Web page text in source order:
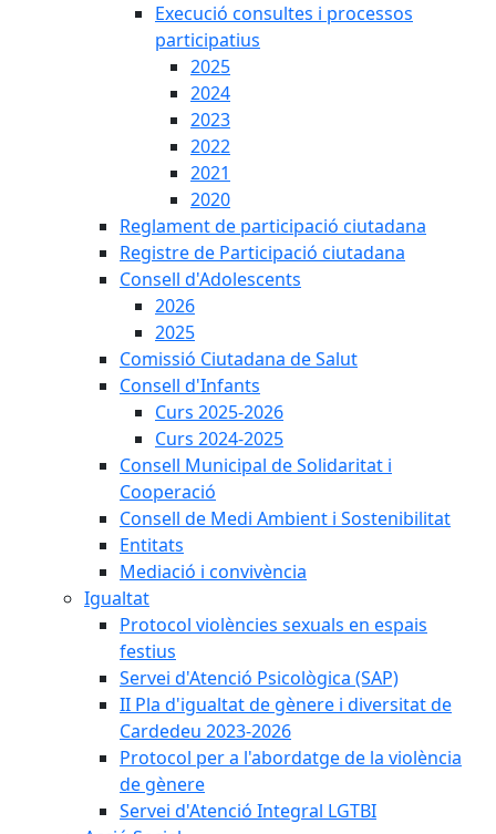
Execució consultes i processos
participatius
2025
2024
2023
2022
2021
2020
Reglament de participació ciutadana
Registre de Participació ciutadana
Consell d'Adolescents
2026
2025
Comissió Ciutadana de Salut
Consell d'Infants
Curs 2025-2026
Curs 2024-2025
Consell Municipal de Solidaritat i
Cooperació
Consell de Medi Ambient i Sostenibilitat
Entitats
Mediació i convivència
Igualtat
Protocol violències sexuals en espais
festius
Servei d'Atenció Psicològica (SAP)
II Pla d'igualtat de gènere i diversitat de
Cardedeu 2023-2026
Protocol per a l'abordatge de la violència
de gènere
Servei d'Atenció Integral LGTBI